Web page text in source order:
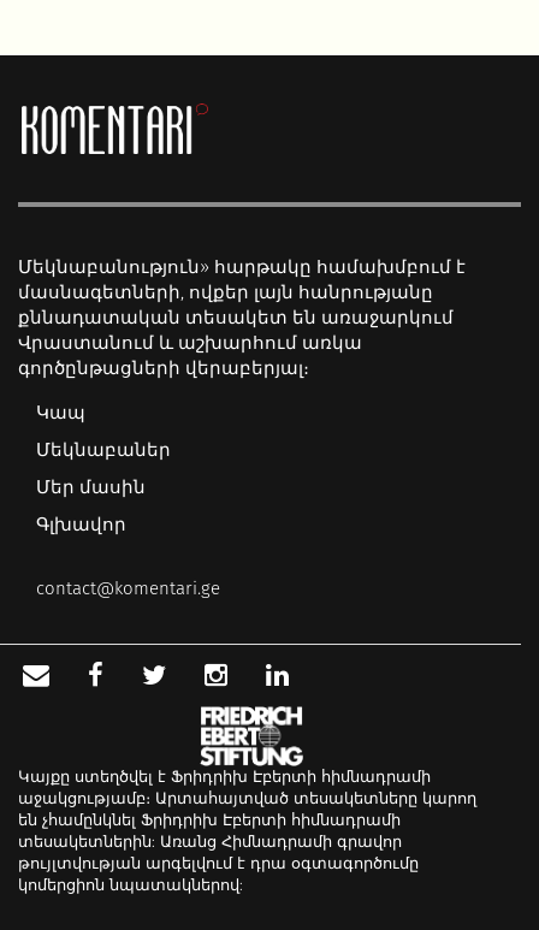
Մեկնաբանություն» հարթակը համախմբում է
մասնագետների, ովքեր լայն հանրությանը
քննադատական տեսակետ են առաջարկում
Վրաստանում և աշխարհում առկա
գործընթացների վերաբերյալ։
Կապ
Մեկնաբաներ
Մեր մասին
Գլխավոր
contact@komentari.ge
Կայքը ստեղծվել է Ֆրիդրիխ Էբերտի հիմնադրամի
աջակցությամբ։ Արտահայտված տեսակետները կարող
են չհամընկնել Ֆրիդրիխ Էբերտի հիմնադրամի
տեսակետներին: Առանց Հիմնադրամի գրավոր
թույլտվության արգելվում է դրա օգտագործումը
կոմերցիոն նպատակներով: